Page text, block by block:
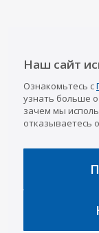
Казань
8
Уфа
8
8
Наш сайт
Ознакомьтесь с
узнать больше
зачем мы
отказываетесь